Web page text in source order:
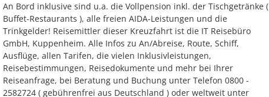
An Bord inklusive sind u.a. die Vollpension inkl. der Tischgetränke (
Buffet-Restaurants ), alle freien AIDA-Leistungen und die
Trinkgelder! Reisemittler dieser Kreuzfahrt ist die IT Reisebüro
GmbH, Kuppenheim. Alle Infos zu An/Abreise, Route, Schiff,
Ausflüge, allen Tarifen, die vielen Inklusivleistungen,
Reisebestimmungen, Reisedokumente und mehr bei Ihrer
Reiseanfrage, bei Beratung und Buchung unter Telefon 0800 -
2582724 ( gebührenfrei aus Deutschland ) oder weltweit unter